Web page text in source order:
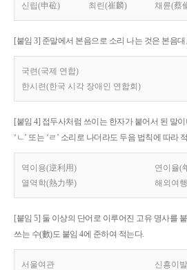
신립(申砬) 최린(崔麟) 채륜(蔡
[붙임 3] 준말에서 본음으로 소리 나는 것은 본음
국련(국제 연합)
한시련(한국 시각 장애인 연합회)
[붙임 4] 접두사처럼 쓰이는 한자가 붙어서 된 말
‘ㄴ’ 또는 ‘ㄹ’ 소리로 나더라도 두음 법칙에 따라
역이용(逆利用)
연이율(
열역학(熱力學)
해외여
[붙임 5] 둘 이상의 단어로 이루어진 고유 명사를
쓰는 수(數)도 붙임 4에 준하여 적는다.
서울여관 신흥이